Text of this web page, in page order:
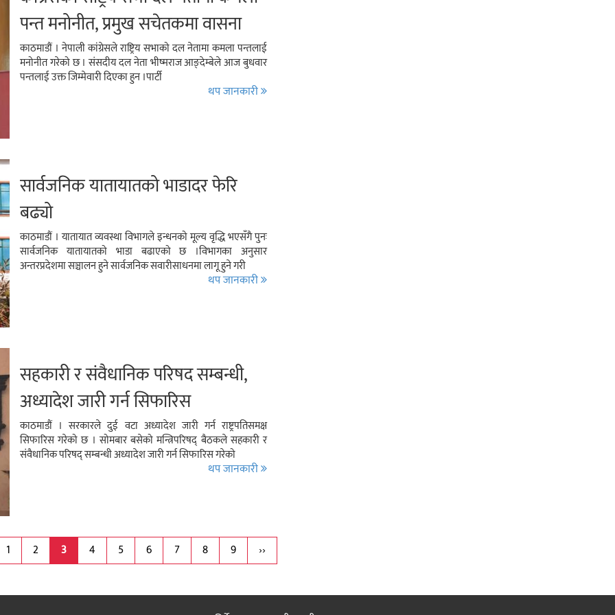
पन्त मनोनीत, प्रमुख सचेतकमा वासना
काठमाडौं । नेपाली कांग्रेसले राष्ट्रिय सभाको दल नेतामा कमला पन्तलाई
मनोनीत गरेको छ । संसदीय दल नेता भीष्मराज आङ्देम्बेले आज बुधवार
पन्तलाई उक्त जिम्मेवारी दिएका हुन ।पार्टी
थप जानकारी
सार्वजनिक यातायातको भाडादर फेरि
बढ्यो
काठमाडौं । यातायात व्यवस्था विभागले इन्धनको मूल्य वृद्धि भएसँगै पुनः
सार्वजनिक यातायातको भाडा बढाएको छ ।विभागका अनुसार
अन्तरप्रदेशमा सञ्चालन हुने सार्वजनिक सवारीसाधनमा लागू हुने गरी
थप जानकारी
सहकारी र संवैधानिक परिषद सम्बन्धी,
अध्यादेश जारी गर्न सिफारिस
काठमाडौं । सरकारले दुई वटा अध्यादेश जारी गर्न राष्ट्रपतिसमक्ष
सिफारिस गरेको छ । सोमबार बसेको मन्त्रिपरिषद् बैठकले सहकारी र
संवैधानिक परिषद् सम्बन्धी अध्यादेश जारी गर्न सिफारिस गरेको
थप जानकारी
1 2 3 4 5 6 7 8 9 ››